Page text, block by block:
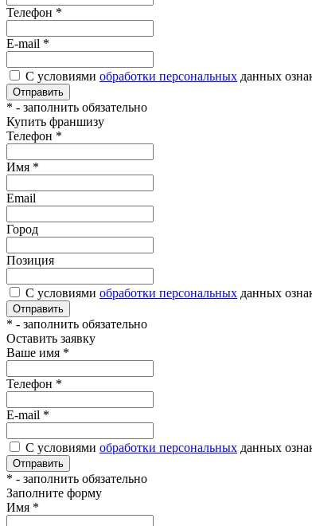
Телефон *
E-mail *
С условиями обработки персональных данных
Отправить
* - заполнить обязательно
Купить франшизу
Телефон *
Имя *
Email
Город
Позиция
С условиями обработки персональных данных
Отправить
* - заполнить обязательно
Оставить заявку
Ваше имя *
Телефон *
E-mail *
С условиями обработки персональных данных
Отправить
* - заполнить обязательно
Заполните форму
Имя *